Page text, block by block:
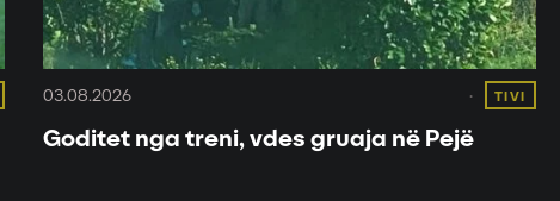
03.08.2026 TIVI
Goditet nga treni, vdes gruaja në Pejë